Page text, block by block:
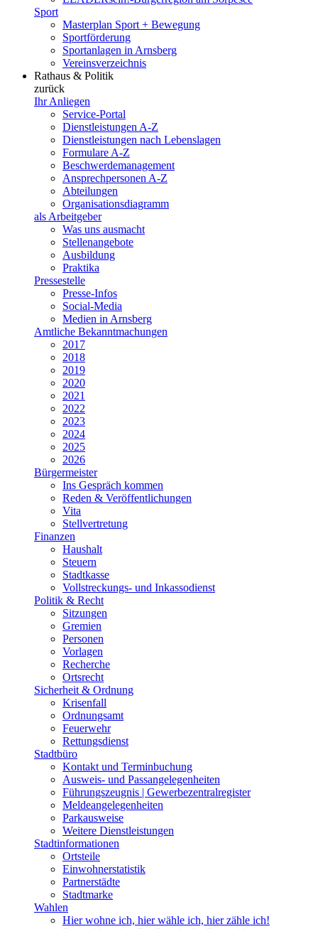
Sport
Masterplan Sport + Bewegung
Sportförderung
Sportanlagen in Arnsberg
Vereinsverzeichnis
Rathaus & Politik
zurück
Ihr Anliegen
Service-Portal
Dienstleistungen A-Z
Dienstleistungen nach Lebenslagen
Formulare A-Z
Beschwerdemanagement
Ansprechpersonen A-Z
Abteilungen
Organisationsdiagramm
als Arbeitgeber
Was uns ausmacht
Stellenangebote
Ausbildung
Praktika
Pressestelle
Presse-Infos
Social-Media
Medien in Arnsberg
Amtliche Bekanntmachungen
2017
2018
2019
2020
2021
2022
2023
2024
2025
2026
Bürgermeister
Ins Gespräch kommen
Reden & Veröffentlichungen
Vita
Stellvertretung
Finanzen
Haushalt
Steuern
Stadtkasse
Vollstreckungs- und Inkassodienst
Politik & Recht
Sitzungen
Gremien
Personen
Vorlagen
Recherche
Ortsrecht
Sicherheit & Ordnung
Krisenfall
Ordnungsamt
Feuerwehr
Rettungsdienst
Stadtbüro
Kontakt und Terminbuchung
Ausweis- und Passangelegenheiten
Führungszeugnis | Gewerbezentralregister
Meldeangelegenheiten
Parkausweise
Weitere Dienstleistungen
Stadtinformationen
Ortsteile
Einwohnerstatistik
Partnerstädte
Stadtmarke
Wahlen
Hier wohne ich, hier wähle ich, hier zähle ich!